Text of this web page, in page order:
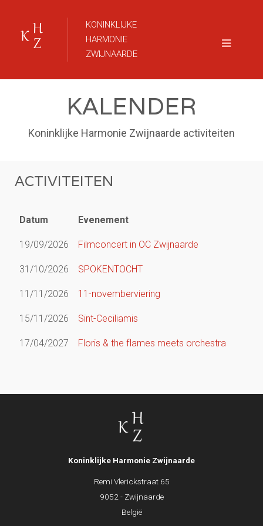
KONINKLIJKE
HARMONIE
ZWIJNAARDE
KALENDER
Koninklijke Harmonie Zwijnaarde activiteiten
ACTIVITEITEN
Datum Evenement
19/09/2026 Filmconcert in OC Zwijnaarde
31/10/2026 SPOKENTOCHT
11/11/2026 11-novemberviering
15/11/2026 Sint-Ceciliamis
17/04/2027 Floris & the flames meets orchestra
Koninklijke Harmonie Zwijnaarde
Remi Vlerickstraat 65
9052 - Zwijnaarde
België